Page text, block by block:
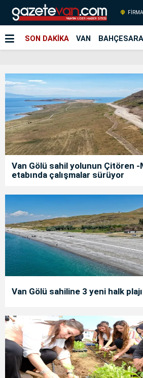
SON DAKİKA VAN
Van Gölü sahil yolunun Çitören -
etabında çalışmalar sürüyor
Van Gölü sahiline 3 yeni halk